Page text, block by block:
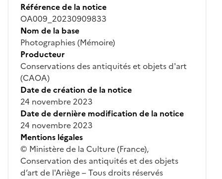
Référence de la notice
OA009_20230909833
Nom de la base
Photographies (Mémoire)
Producteur
Conservations des antiquités et objets d'art
(CAOA)
Date de création de la notice
24 novembre 2023
Date de dernière modification de la notice
24 novembre 2023
Mentions légales
© Ministère de la Culture (France),
Conservation des antiquités et des objets
d’art de l'Ariège – Tous droits réservés